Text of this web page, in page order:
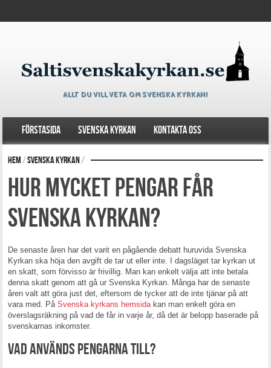
ALLT DU VILL VETA OM SVENSKA KYRKAN!
Förstasida Svenska kyrkan Kontakta oss
Hem/Svenska kyrkan/
Hur mycket pengar får
Svenska Kyrkan?
De senaste åren har det varit en pågående debatt huruvida Svenska
Kyrkan ska höja den avgift de tar ut eller inte. I dagsläget tar kyrkan ut
en skatt, som förvisso är frivillig. Man kan enkelt välja att inte betala
denna skatt genom att gå ur Svenska Kyrkan. Många har de senaste
åren valt att göra just det, eftersom de tycker att de inte tjänar på att
vara med. PåSvenska kyrkans hemsidakan man enkelt göra en
överslagsräkning på vad de får in varje år, då det är belopp baserade på
svenskarnas inkomster.
Vad används pengarna till?